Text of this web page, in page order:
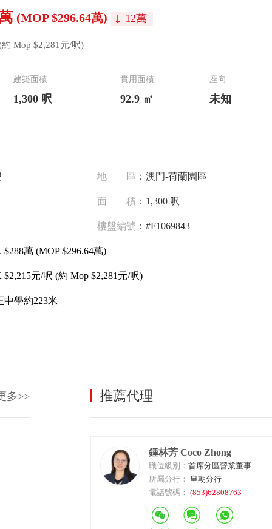
(MOP $296.64萬) 12萬
約 Mop $2,281元/呎)
建築面積
1,300 呎
實用面積
92.9 ㎡
座向
未知
地區 ：澳門-荷蘭園區
面積 ：1,300 呎
樓盤編號 ：#F1069843
$288萬 (MOP $296.64萬)
$2,215元/呎 (約 Mop $2,281元/呎)
中學約223米
多>> 推薦代理
鍾林芳 Coco Zhong
職位級別： 首席分區營業董事
所屬分行：
皇朝分行
電話號碼： (853)62808763